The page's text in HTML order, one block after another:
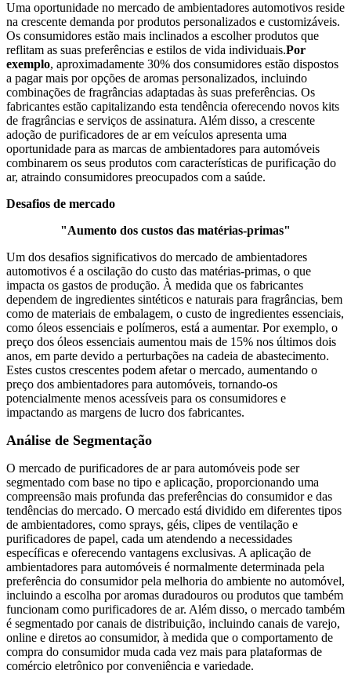
Uma oportunidade no mercado de ambientadores automotivos reside
na crescente demanda por produtos personalizados e customizáveis.
Os consumidores estão mais inclinados a escolher produtos que
reflitam as suas preferências e estilos de vida individuais.Por
exemplo, aproximadamente 30% dos consumidores estão dispostos
a pagar mais por opções de aromas personalizados, incluindo
combinações de fragrâncias adaptadas às suas preferências. Os
fabricantes estão capitalizando esta tendência oferecendo novos kits
de fragrâncias e serviços de assinatura. Além disso, a crescente
adoção de purificadores de ar em veículos apresenta uma
oportunidade para as marcas de ambientadores para automóveis
combinarem os seus produtos com características de purificação do
ar, atraindo consumidores preocupados com a saúde.
Desafios de mercado
"Aumento dos custos das matérias-primas"
Um dos desafios significativos do mercado de ambientadores
automotivos é a oscilação do custo das matérias-primas, o que
impacta os gastos de produção. À medida que os fabricantes
dependem de ingredientes sintéticos e naturais para fragrâncias, bem
como de materiais de embalagem, o custo de ingredientes essenciais,
como óleos essenciais e polímeros, está a aumentar. Por exemplo, o
preço dos óleos essenciais aumentou mais de 15% nos últimos dois
anos, em parte devido a perturbações na cadeia de abastecimento.
Estes custos crescentes podem afetar o mercado, aumentando o
preço dos ambientadores para automóveis, tornando-os
potencialmente menos acessíveis para os consumidores e
impactando as margens de lucro dos fabricantes.
Análise de Segmentação
O mercado de purificadores de ar para automóveis pode ser
segmentado com base no tipo e aplicação, proporcionando uma
compreensão mais profunda das preferências do consumidor e das
tendências do mercado. O mercado está dividido em diferentes tipos
de ambientadores, como sprays, géis, clipes de ventilação e
purificadores de papel, cada um atendendo a necessidades
específicas e oferecendo vantagens exclusivas. A aplicação de
ambientadores para automóveis é normalmente determinada pela
preferência do consumidor pela melhoria do ambiente no automóvel,
incluindo a escolha por aromas duradouros ou produtos que também
funcionam como purificadores de ar. Além disso, o mercado também
é segmentado por canais de distribuição, incluindo canais de varejo,
online e diretos ao consumidor, à medida que o comportamento de
compra do consumidor muda cada vez mais para plataformas de
comércio eletrônico por conveniência e variedade.